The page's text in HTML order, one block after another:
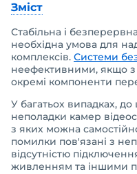
Зміст
Стабільна і
необхідна умова для
комплексів. Системи
неефективними, якщо
окремі компоненти
У багатьох випадках,
неполадки камер
з яких можна
помилки пов'язані з
відсутністю
живленням та іншими